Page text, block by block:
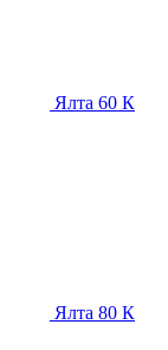
Ялта 60 К
Ялта 80 К